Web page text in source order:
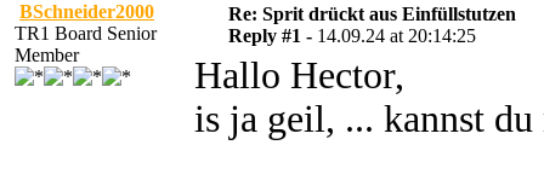
BSchneider2000
TR1 Board Senior
Member
Re: Sprit drückt aus Einfüllstutzen
Reply #1 - 14.09.24 at 20:14:25
Hallo Hector,
is ja geil, ... kannst du